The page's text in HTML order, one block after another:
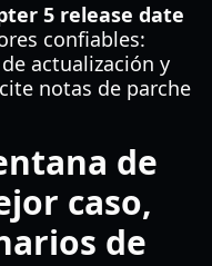
5 release date
confiables:
actualización y
notas de parche
de
caso,
de